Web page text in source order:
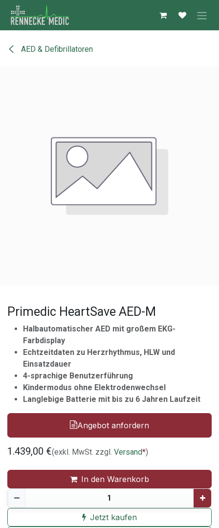
Zum Inhalt springen
AED & Defibrillatoren
Primedic HeartSave AED-M
Halbautomatischer AED mit großem EKG-
Farbdisplay
Echtzeitdaten zu Herzrhythmus, HLW und
Einsatzdauer
4-sprachige Benutzerführung
Kindermodus ohne Elektrodenwechsel
Langlebige Batterie mit bis zu 6 Jahren Laufzeit
Angebot anfordern
1.439,00 €(exkl. MwSt. zzgl. Versand*)
In den Warenkorb
Jetzt kaufen